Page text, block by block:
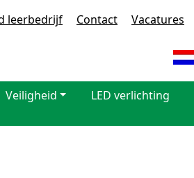
leerbedrijf Contact Vacatures
Veiligheid LED verlichting